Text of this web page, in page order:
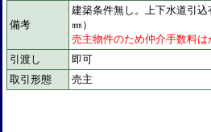
備考
建築条件無し。上下水道引
㎜）
売主物件のため仲介手数料は
引渡し
即可
取引形態
売主